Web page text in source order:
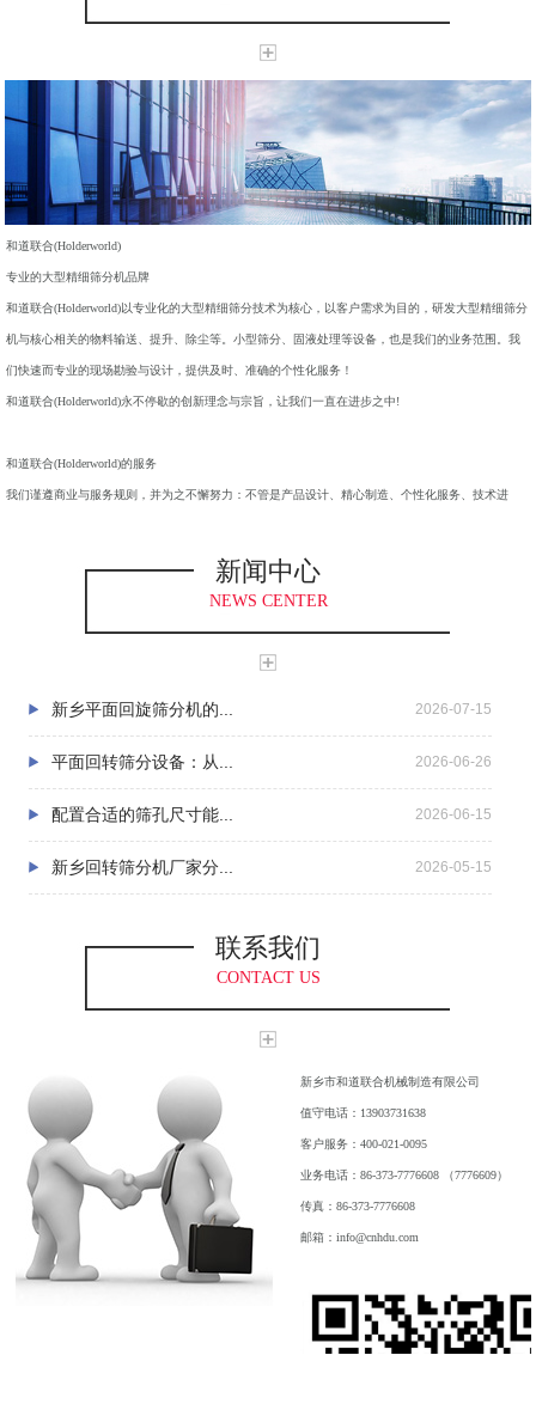
和道联合(Holderworld)
专业的大型精细筛分机品牌
和道联合(Holderworld)以专业化的大型精细筛分技术为核心，以客户需求为目的，研发大型精细筛分
机与核心相关的物料输送、提升、除尘等。小型筛分、固液处理等设备，也是我们的业务范围。我
们快速而专业的现场勘验与设计，提供及时、准确的个性化服务！
和道联合(Holderworld)永不停歇的创新理念与宗旨，让我们一直在进步之中!
和道联合(Holderworld)的服务
我们谨遵商业与服务规则，并为之不懈努力：不管是产品设计、精心制造、个性化服务、技术进
道联合(Holderworld)的产品长期稳定的运行在广泛的工厂，为各工厂持续产生明显的经济效益；无论
我们的产品运行在何处，都在我们及时有效的服务范围。
成为颗粒分离技术的提供商。
秉承我们一贯的传统，提供有效的的现场设计、高性能且品质优质的设备、及时有效的服务，以及
永不停止的技术进步，满足客户现在与未来的加工需求。
新闻中心
NEWS CENTER
新乡平面回旋筛分机的... 2026-07-15
平面回转筛分设备：从... 2026-06-26
配置合适的筛孔尺寸能... 2026-06-15
新乡回转筛分机厂家分... 2026-05-15
联系我们
CONTACT US
新乡市和道联合机械制造有限公司
值守电话：13903731638
客户服务：400-021-0095
业务电话：86-373-7776608 （7776609）
传真：86-373-7776608
邮箱：info@cnhdu.com